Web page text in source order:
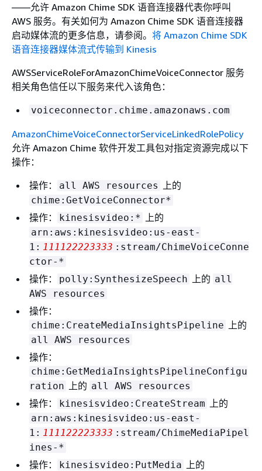
——允许 Amazon Chime SDK 语音连接器代表你呼叫
AWS 服务。有关如何为 Amazon Chime SDK 语音连接器
启动媒体流的更多信息，请参阅。 将 Amazon Chime SDK
语音连接器媒体流式传输到 Kinesis
AWSServiceRoleForAmazonChimeVoiceConnector 服务
相关角色信任以下服务来代入该角色：
voiceconnector.chime.amazonaws.com
AmazonChimeVoiceConnectorServiceLinkedRolePolicy
允许 Amazon Chime 软件开发工具包对指定资源完成以下
操作：
操作：
all AWS resources 上的
chime:GetVoiceConnector*
操作： kinesisvideo:* 上的
arn:aws:kinesisvideo:us-east-
1: 111122223333 :stream/ChimeVoiceConne
ctor-*
操作： polly:SynthesizeSpeech 上的 all
AWS resources
操作：
chime:CreateMediaInsightsPipeline 上的
all AWS resources
操作：
chime:GetMediaInsightsPipelineConfigu
ration
上的 all AWS resources
操作： kinesisvideo:CreateStream 上的
arn:aws:kinesisvideo:us-east-
1: 111122223333 :stream/ChimeMediaPipel
ines-*
操作： kinesisvideo:PutMedia 上的